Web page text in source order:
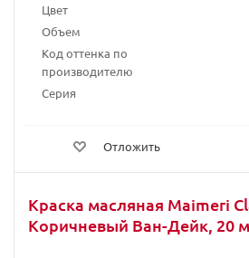
Цвет
Объем
Код оттенка по
производителю
Серия
Отложить
Краска масляная Maimeri
Коричневый Ван-Дейк, 20